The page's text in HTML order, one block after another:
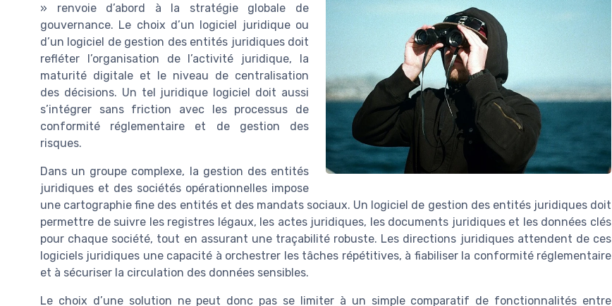
» renvoie d’abord à la stratégie globale de
gouvernance. Le choix d’un logiciel juridique ou
d’un logiciel de gestion des entités juridiques doit
refléter l’organisation de l’activité juridique, la
maturité digitale et le niveau de centralisation
des décisions. Un tel juridique logiciel doit aussi
s’intégrer sans friction avec les processus de
conformité réglementaire et de gestion des
risques.
Dans un groupe complexe, la gestion des entités
juridiques et des sociétés opérationnelles impose
une cartographie fine des entités et des mandats sociaux. Un logiciel de gestion des entités juridiques doit
permettre de suivre les registres légaux, les actes juridiques, les documents juridiques et les données clés
pour chaque société, tout en assurant une traçabilité robuste. Les directions juridiques attendent de ces
logiciels juridiques une capacité à orchestrer les tâches répétitives, à fiabiliser la conformité réglementaire
et à sécuriser la circulation des données sensibles.
Le choix d’une solution ne peut donc pas se limiter à un simple comparatif de fonctionnalités entre